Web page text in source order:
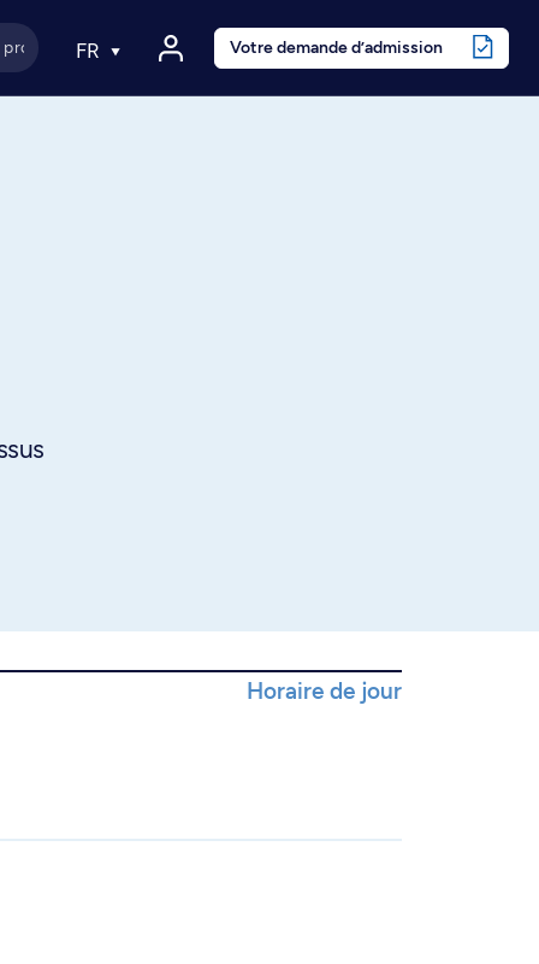
FR Votre demande d’admission
Horaire de jour